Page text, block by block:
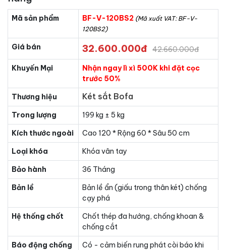
Mã sản phẩm BF-V-120BS2 (Mã xuất VAT: BF-V-
120BS2)
Giá bán 32.600.000đ 42.660.000đ
Khuyến Mại
Nhận ngay lì xì 500K khi đặt cọc
trước 50%
Thương hiệu
Két sắt Bofa
Trong lượng
199 kg ± 5 kg
Kích thước ngoài
Cao 120 * Rộng 60 * Sâu 50 cm
Loại khóa
Khóa vân tay
Bảo hành
36 Tháng
Bản lề
Bản lề ẩn (giấu trong thân két) chống
cạy phá
Hệ thống chốt
Chốt thép đa hướng, chống khoan &
chống cắt
Báo động chống
Có - cảm biến rung phát còi báo khi